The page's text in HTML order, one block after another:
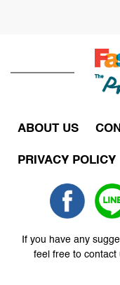
ABOUT US
PRIVACY POLICY
If you have any
feel free to contact